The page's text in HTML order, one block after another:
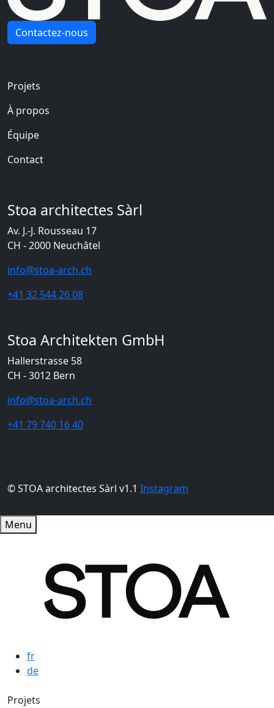
Contactez-nous
Navigation principale
Projets
À propos
Équipe
Contact
Stoa architectes Sàrl
Av. J.-J. Rousseau 17
CH - 2000 Neuchâtel
info@stoa-arch.ch
+41 32 544 26 08
Stoa Architekten GmbH
Hallerstrasse 58
CH - 3012 Bern
info@stoa-arch.ch
+41 79 740 16 40
© STOA architectes Sàrl v1.1 Instagram
Menu
fr
de
Navigation principale
Projets